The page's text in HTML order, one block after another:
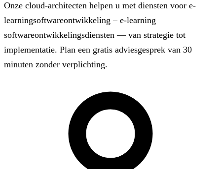
Onze cloud-architecten helpen u met diensten voor e-
learningsoftwareontwikkeling – e-learning
softwareontwikkelingsdiensten — van strategie tot
implementatie. Plan een gratis adviesgesprek van 30
minuten zonder verplichting.